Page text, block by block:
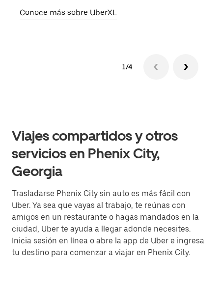
Conoce más sobre UberXL
1/4
Viajes compartidos y otros
servicios en Phenix City,
Georgia
Trasladarse Phenix City sin auto es más fácil con
Uber. Ya sea que vayas al trabajo, te reúnas con
amigos en un restaurante o hagas mandados en la
ciudad, Uber te ayuda a llegar adonde necesites.
Inicia sesión en línea o abre la app de Uber e ingresa
tu destino para comenzar a viajar en Phenix City.